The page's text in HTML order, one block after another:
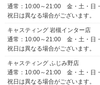
通常：10:00～21:00 金・土・日・
祝日は異なる場合がございます。
キャスティング 岩槻インター店
通常：10:00～21:00 金・土・日・
祝日は異なる場合がございます。
キャスティング ふじみ野店
通常：10:00～21:00 金・土・日・
祝日は異なる場合がございます。